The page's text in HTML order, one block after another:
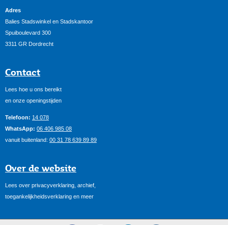
Adres
Balies Stadswinkel en Stadskantoor
Spuiboulevard 300
3311 GR Dordrecht
Contact
Lees hoe u ons bereikt
en onze openingstijden
Telefoon: 14 078
WhatsApp: 06 406 985 08
vanuit buitenland: 00 31 78 639 89 89
Over de website
Lees over privacyverklaring, archief,
toegankelijkheidsverklaring en meer